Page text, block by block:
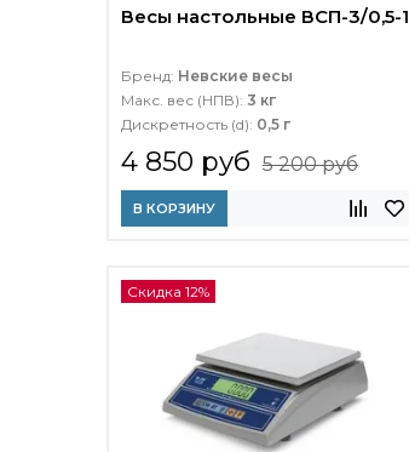
Весы настольные ВСП-3/0,5-1
Бренд: Невские весы
Макс. вес (НПВ): 3 кг
Дискретность (d): 0,5 г
4 850 руб 5 200 руб
В КОРЗИНУ
Скидка 12%